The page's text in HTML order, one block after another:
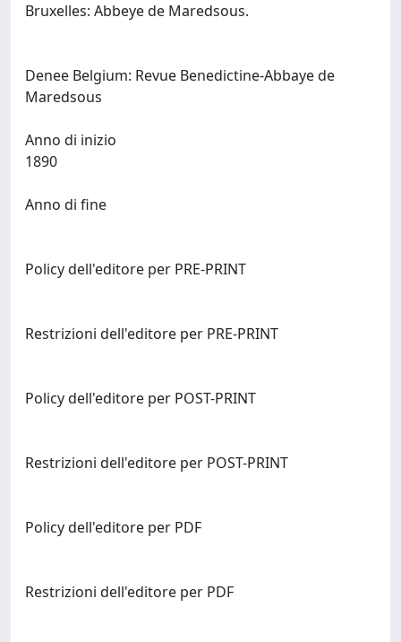
Bruxelles: Abbeye de Maredsous.
Denee Belgium: Revue Benedictine-Abbaye de
Anno di inizio
Anno di fine
Policy dell'editore per PRE-PRINT
Restrizioni dell'editore per PRE-PRINT
Policy dell'editore per POST-PRINT
Restrizioni dell'editore per POST-PRINT
Policy dell'editore per PDF
Restrizioni dell'editore per PDF